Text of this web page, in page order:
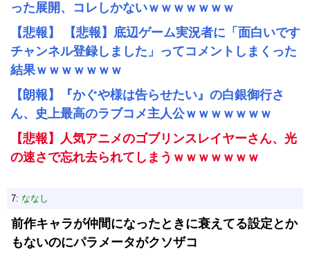
った展開、コレしかないｗｗｗｗｗｗｗ
【悲報】 【悲報】底辺ゲーム実況者に「面白いです
チャンネル登録しました」ってコメントしまくった
結果ｗｗｗｗｗｗｗ
【朗報】『かぐや様は告らせたい』の白銀御行さ
ん、史上最高のラブコメ主人公ｗｗｗｗｗｗｗ
【悲報】人気アニメのゴブリンスレイヤーさん、光
の速さで忘れ去られてしまうｗｗｗｗｗｗｗ
7: ななし
前作キャラが仲間になったときに衰えてる設定とか
もないのにパラメータがクソザコ